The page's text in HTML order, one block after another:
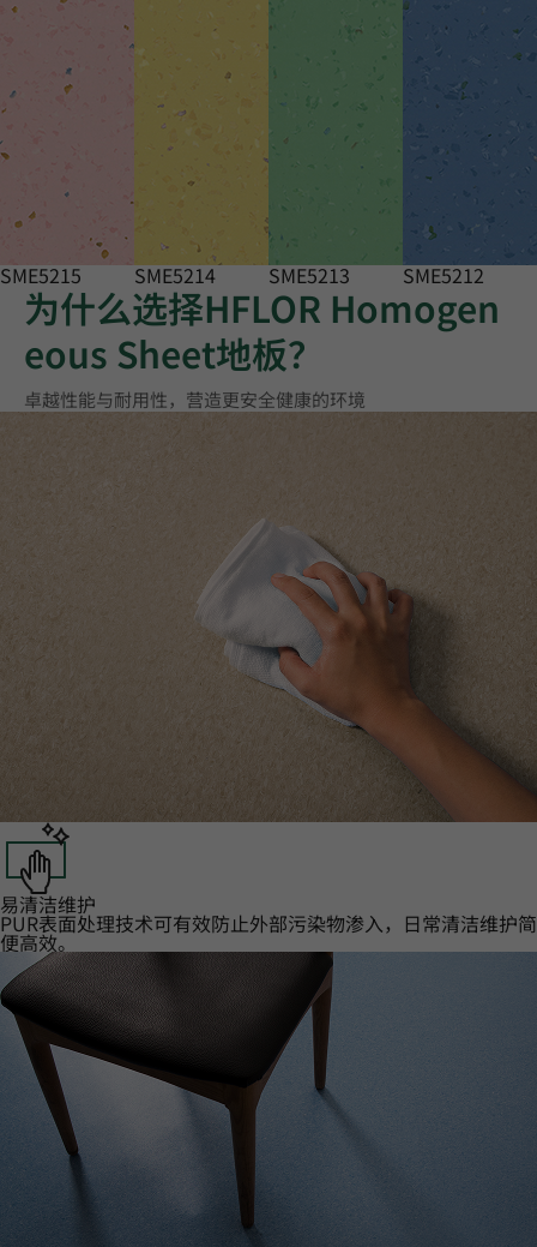
SME5215 SME5214 SME5213 SME5212
为什么选择HFLOR Homogen
eous Sheet地板？
卓越性能与耐用性，营造更安全健康的环境
易清洁维护‌
PUR表面处理技术可有效防止外部污染物渗入，日常清洁维护简
便高效。